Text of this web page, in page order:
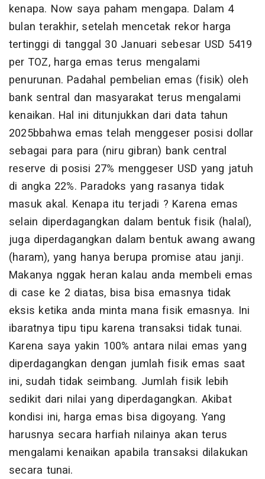
kenapa. Now saya paham mengapa. Dalam 4
bulan terakhir, setelah mencetak rekor harga
tertinggi di tanggal 30 Januari sebesar USD 5419
per TOZ, harga emas terus mengalami
penurunan. Padahal pembelian emas (fisik) oleh
bank sentral dan masyarakat terus mengalami
kenaikan. Hal ini ditunjukkan dari data tahun
2025bbahwa emas telah menggeser posisi dollar
sebagai para para (niru gibran) bank central
reserve di posisi 27% menggeser USD yang jatuh
di angka 22%. Paradoks yang rasanya tidak
masuk akal. Kenapa itu terjadi ? Karena emas
selain diperdagangkan dalam bentuk fisik (halal),
juga diperdagangkan dalam bentuk awang awang
(haram), yang hanya berupa promise atau janji.
Makanya nggak heran kalau anda membeli emas
di case ke 2 diatas, bisa bisa emasnya tidak
eksis ketika anda minta mana fisik emasnya. Ini
ibaratnya tipu tipu karena transaksi tidak tunai.
Karena saya yakin 100% antara nilai emas yang
diperdagangkan dengan jumlah fisik emas saat
ini, sudah tidak seimbang. Jumlah fisik lebih
sedikit dari nilai yang diperdagangkan. Akibat
kondisi ini, harga emas bisa digoyang. Yang
harusnya secara harfiah nilainya akan terus
mengalami kenaikan apabila transaksi dilakukan
secara tunai.